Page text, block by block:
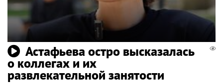
Астафьева остро высказалась
о коллегах и их
развлекательной занятости